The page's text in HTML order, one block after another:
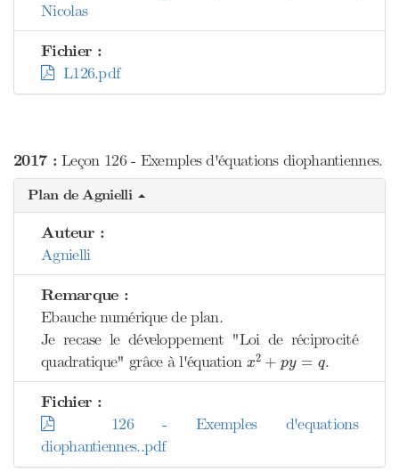
Nicolas
Fichier :
L126.pdf
2017 :Leçon 126 - Exemples d'équations diophantiennes.
Plan de Agnielli
Auteur :
Agnielli
Remarque :
Ebauche numérique de plan.
Je recase le développement "Loi de réciprocité
quadratique" grâce à l'équation x2 + py = q
2 .
Fichier :
126 - Exemples d'equations
diophantiennes..pdf